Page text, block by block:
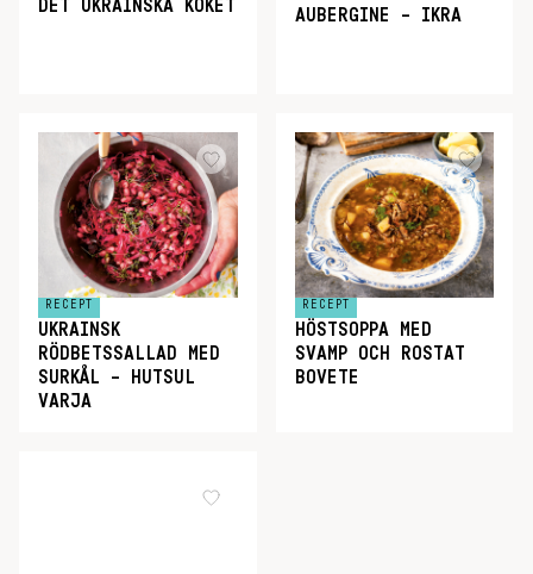
DET UKRAINSKA KÖKET
AUBERGINE – IKRA
RECEPT
UKRAINSK
RÖDBETSSALLAD MED
SURKÅL – HUTSUL
VARJA
RECEPT
HÖSTSOPPA MED
SVAMP OCH ROSTAT
BOVETE